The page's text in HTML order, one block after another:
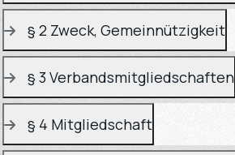
§ 2 Zweck, Gemeinnützigkeit
§ 3 Verbandsmitgliedschaften
§ 4 Mitgliedschaft